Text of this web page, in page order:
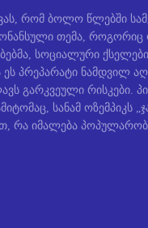
რომ ბოლო წლებში
თემა, როგორიც
სოციალური
პრეპარატი ნამდვილ
გარკვეული რისკები.
სანამ ოზემპიკს
რა იმალება